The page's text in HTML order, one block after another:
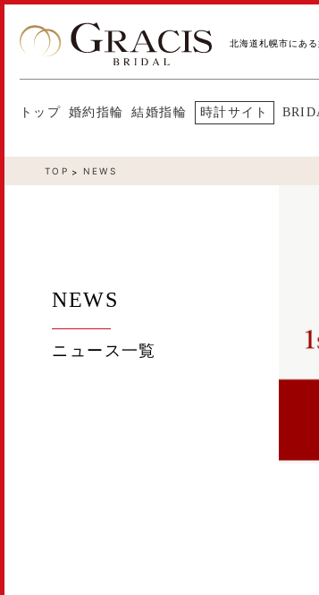
北海道札幌市にあ
トップ 婚約指輪 結婚指輪 時計サイト
TOP NEWS
NEWS
ニュース一覧